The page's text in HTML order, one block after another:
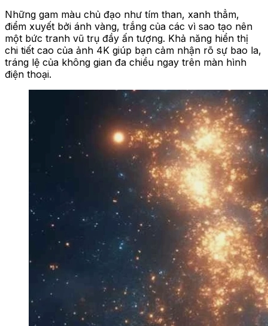
Những gam màu chủ đạo như tím than, xanh thẳm,
điểm xuyết bởi ánh vàng, trắng của các vì sao tạo nên
một bức tranh vũ trụ đầy ấn tượng. Khả năng hiển thị
chi tiết cao của ảnh 4K giúp bạn cảm nhận rõ sự bao la,
tráng lệ của không gian đa chiều ngay trên màn hình
điện thoại.